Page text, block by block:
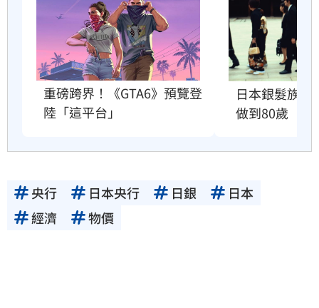
重磅跨界！《GTA6》預覽登
陸「這平台」
日本銀髮族瘋
做到80歲
央行 日本央行 日銀
日本
經濟
物價